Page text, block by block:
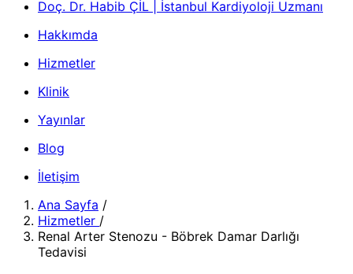
Doç. Dr. Habib ÇİL | İstanbul Kardiyoloji Uzmanı
Hakkımda
Hizmetler
Klinik
Yayınlar
Blog
İletişim
Ana Sayfa /
Hizmetler /
Renal Arter Stenozu - Böbrek Damar Darlığı
Tedavisi